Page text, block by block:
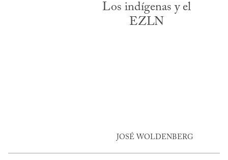
Los indígenas y el
EZLN
JOSÉ WOLDENBERG